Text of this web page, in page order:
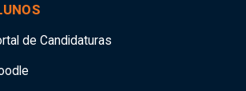
de Candidaturas